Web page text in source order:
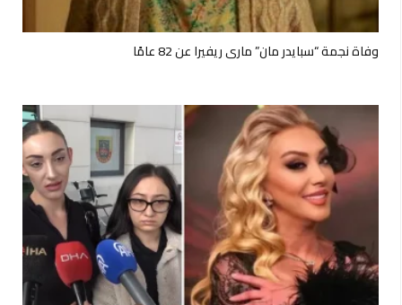
وفاة نجمة “سبايدر مان” ماري ريفيرا عن 82 عامًا